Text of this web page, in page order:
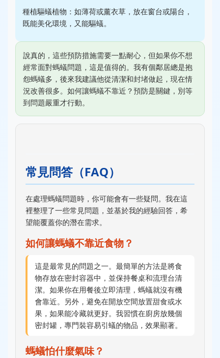
種植驅蟻植物：如薄荷或薰衣草，放在窗台或陽台，
既能美化環境，又能驅蟻。
說真的，這些預防措施需要一點耐心，但如果你不想
經常面對螞蟻問題，這是值得的。我有個鄰居總是抱
怨螞蟻多，後來我建議他從清潔和封堵做起，現在情
況改善很多。如何讓螞蟻不靠近？預防是關鍵，別等
到問題嚴重才行動。
常見問答（FAQ）
在處理螞蟻問題時，你可能會有一些疑問。我在這
裡整理了一些常見問題，並基於我的經驗回答，希
望能覆蓋你的潛在需求。
如何讓螞蟻不靠近食物？
這是最常見的問題之一。最簡單的方法是將食
物存放在密封容器中，並保持餐桌和流理台清
潔。如果你在用餐後立即清理，螞蟻就沒有機
會靠近。另外，避免在開放空間放置甜食或水
果，如果能冷藏就更好。我習慣在廚房放幾個
密封罐，專門裝容易引蟻的物品，效果顯著。
螞蟻怕什麼氣味？